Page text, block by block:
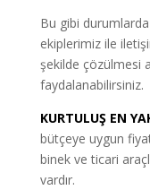
Bu gibi durumlarda
ekiplerimiz ile
şekilde çözülmesi
faydalanabilirsiniz.
KURTULUŞ EN
bütçeye uygun
binek ve ticari
vardır.